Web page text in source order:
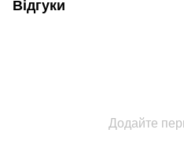
Відгуки
Додайте